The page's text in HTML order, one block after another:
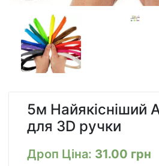
5м Найякісніший
для 3D ручки
Дроп Ціна: 31.00 грн